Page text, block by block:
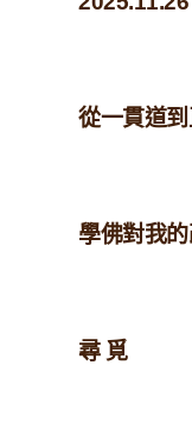
從一貫道
學佛對我
尋 覓